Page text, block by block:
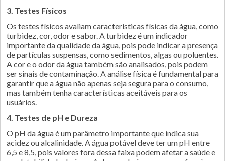
3. Testes Físicos
Os testes físicos avaliam características físicas da água, como
turbidez, cor, odor e sabor. A turbidez é um indicador
importante da qualidade da água, pois pode indicar a presença
de partículas suspensas, como sedimentos, algas ou poluentes.
A cor e o odor da água também são analisados, pois podem
ser sinais de contaminação. A análise física é fundamental para
garantir que a água não apenas seja segura para o consumo,
mas também tenha características aceitáveis para os
usuários.
4. Testes de pH e Dureza
O pH da água é um parâmetro importante que indica sua
acidez ou alcalinidade. A água potável deve ter um pH entre
6,5 e 8,5, pois valores fora dessa faixa podem afetar a saúde e